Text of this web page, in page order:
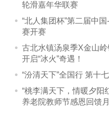
轮滑嘉年华联赛
“北人集团杯”第二届中
赛开赛
古北水镇汤泉季X金山
开启“冰火”奇遇！
“汾清天下”全国行 第十
“桃李满天下，情暖夕
养老院教师节感恩回馈月